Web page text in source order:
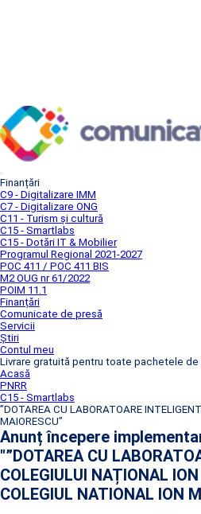
Finanțări
C9 - Digitalizare IMM
C7 - Digitalizare ONG
C11 - Turism și cultură
C15 - Smartlabs
C15 - Dotări IT & Mobilier
Programul Regional 2021-2027
POC 411 / POC 411 BIS
M2 OUG nr 61/2022
POIM 11.1
Finanțări
Comunicate de presă
Servicii
Știri
Contul meu
Livrare gratuită pentru toate pachetele
Acasă
PNRR
C15 - Smartlabs
”DOTAREA CU LABORATOARE
MAIORESCU”
Anunț începere
"”DOTAREA CU
COLEGIULUI NAȚIONAL
COLEGIUL NATIONAL ION